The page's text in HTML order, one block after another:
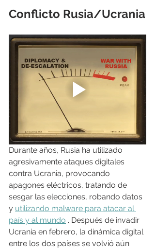
Conflicto Rusia/Ucrania
Durante años, Rusia ha utilizado
agresivamente ataques digitales
contra Ucrania, provocando
apagones eléctricos, tratando de
sesgar las elecciones, robando datos
y utilizando malware para atacar al
país y al mundo . Después de invadir
Ucrania en febrero, la dinámica digital
entre los dos países se volvió aún